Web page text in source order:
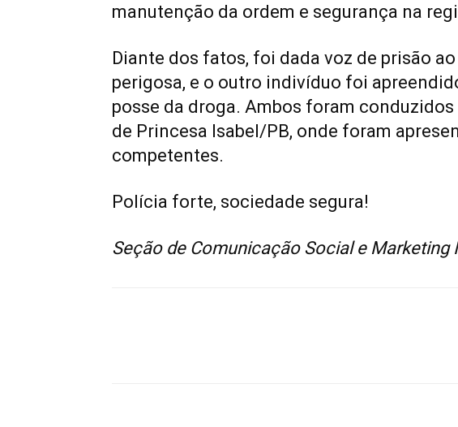
manutenção da ordem e segurança na
Diante dos fatos, foi dada voz de prisão
perigosa, e o outro indivíduo foi
posse da droga. Ambos foram
de Princesa Isabel/PB, onde foram
competentes.
Polícia forte, sociedade segura!
Seção de Comunicação Social e Marketing